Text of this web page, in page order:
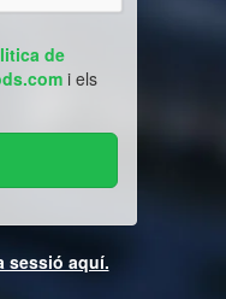
de
i els
sessió aquí.